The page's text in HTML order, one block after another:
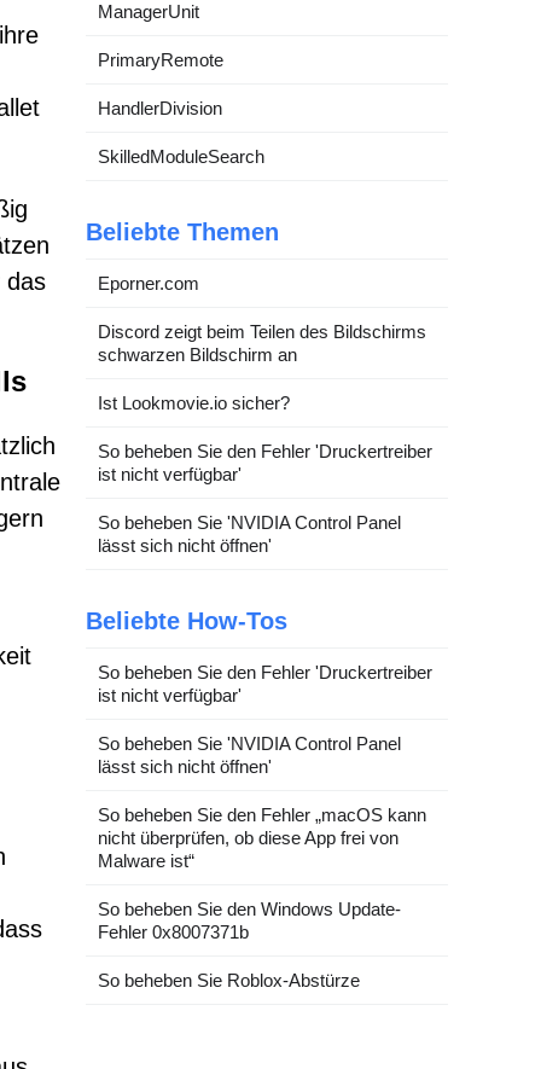
das
ManagerUnit
PrimaryRemote
HandlerDivision
SkilledModuleSearch
Beliebte Themen
Eporner.com
Discord zeigt beim Teilen des Bildschirms
schwarzen Bildschirm an
Ist Lookmovie.io sicher?
So beheben Sie den Fehler 'Druckertreiber
ist nicht verfügbar'
So beheben Sie 'NVIDIA Control Panel
lässt sich nicht öffnen'
Beliebte How-Tos
So beheben Sie den Fehler 'Druckertreiber
ist nicht verfügbar'
So beheben Sie 'NVIDIA Control Panel
lässt sich nicht öffnen'
So beheben Sie den Fehler „macOS kann
nicht überprüfen, ob diese App frei von
Malware ist“
So beheben Sie den Windows Update-
Fehler 0x8007371b
So beheben Sie Roblox-Abstürze